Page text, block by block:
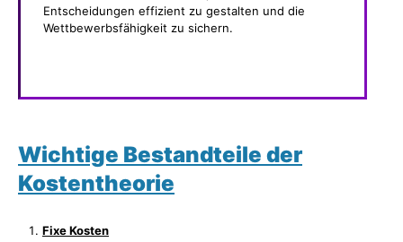
Entscheidungen effizient zu gestalten und die
Wettbewerbsfähigkeit zu sichern.
Wichtige Bestandteile der
Kostentheorie
Fixe Kosten